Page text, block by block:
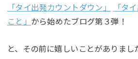
「タイ出発カウントダウン」
「タ
こと」 から始めたブログ第３弾！
と、その前に嬉しいことがありまし